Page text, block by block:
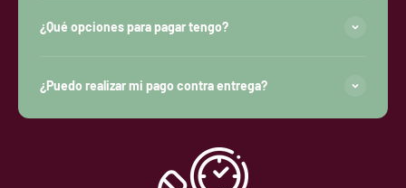
¿Qué opciones para pagar tengo?
¿Puedo realizar mi pago contra entrega?